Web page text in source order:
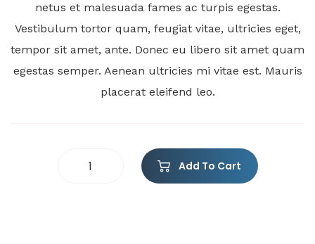
netus et malesuada fames ac turpis egestas.
Vestibulum tortor quam, feugiat vitae, ultricies eget,
tempor sit amet, ante. Donec eu libero sit amet quam
egestas semper. Aenean ultricies mi vitae est. Mauris
placerat eleifend leo.
Add To Cart